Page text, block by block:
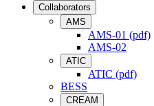
Collaborators
AMS
AMS-01 (pdf)
AMS-02
ATIC
ATIC (pdf)
BESS
CREAM